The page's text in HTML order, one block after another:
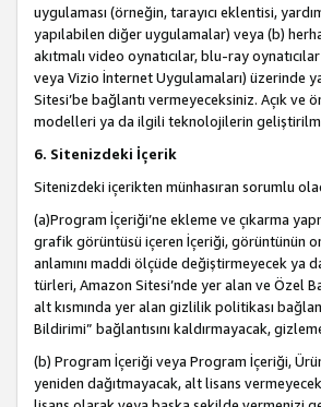
uygulaması (örneğin, tarayıcı eklentisi,
yapılabilen diğer uygulamalar) veya (b)
akıtmalı video oynatıcılar, blu-ray
veya Vizio İnternet Uygulamaları) üzerinde
Sitesi’be bağlantı vermeyeceksiniz. Açık ve
modelleri ya da ilgili teknolojilerin
6. Sitenizdeki İçerik
Sitenizdeki içerikten münhasıran sorumlu
(a)Program İçeriği’ne ekleme ve çıkarma
grafik görüntüsü içeren İçeriği, görüntünün
anlamını maddi ölçüde değiştirmeyecek ya
türleri, Amazon Sitesi’nde yer alan ve Özel
alt kısmında yer alan gizlilik politikası
Bildirimi” bağlantısını kaldırmayacak,
(b) Program İçeriği veya Program İçeriği,
yeniden dağıtmayacak, alt lisans